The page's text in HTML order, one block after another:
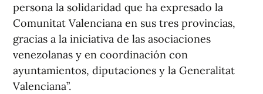
persona la solidaridad que ha expresado la
Comunitat Valenciana en sus tres provincias,
gracias a la iniciativa de las asociaciones
venezolanas y en coordinación con
ayuntamientos, diputaciones y la Generalitat
Valenciana”.